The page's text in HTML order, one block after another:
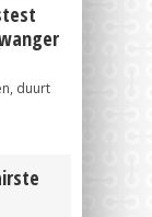
duurt